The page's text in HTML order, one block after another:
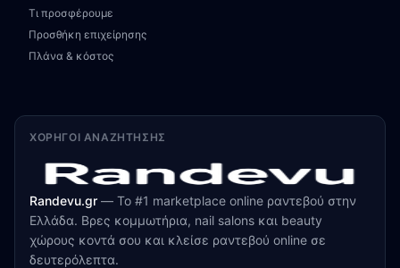
Τι προσφέρουμε
Προσθήκη επιχείρησης
Πλάνα & κόστος
ΧΟΡΗΓΟΊ ΑΝΑΖΉΤΗΣΗΣ
Randevu.gr — Το #1 marketplace online ραντεβού στην
Ελλάδα. Βρες κομμωτήρια, nail salons και beauty
χώρους κοντά σου και κλείσε ραντεβού online σε
δευτερόλεπτα.